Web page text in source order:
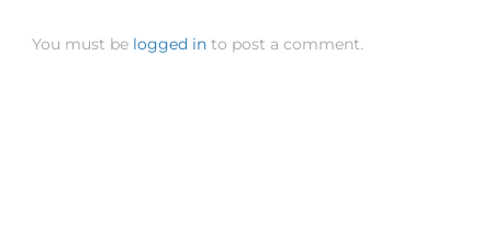
You must be logged in to post a comment.